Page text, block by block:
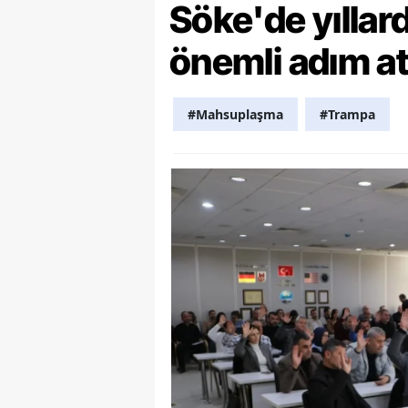
Söke'de
önemli adım
#Mahsuplaşma #Trampa